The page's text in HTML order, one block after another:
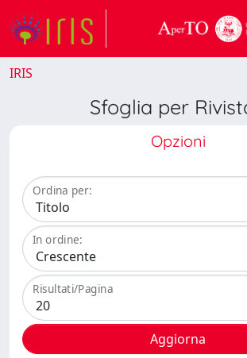
IRIS
Sfoglia per
Opzioni
Ordina per:
In ordine:
Risultati/Pagina